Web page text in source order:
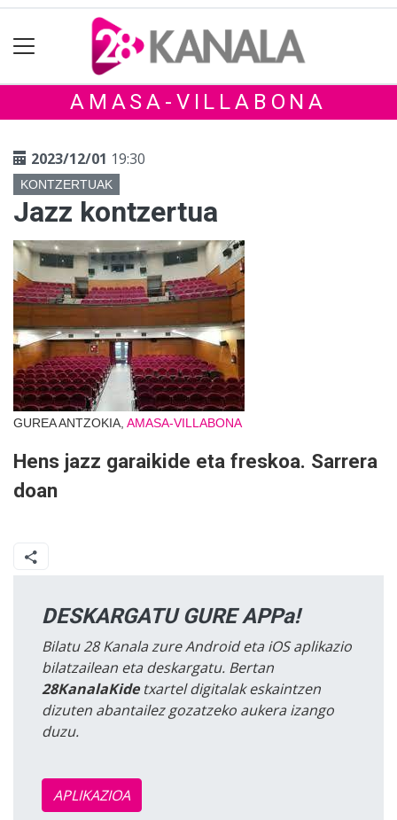
AMASA-VILLABONA
2023/12/01 19:30
KONTZERTUAK
Jazz kontzertua
GUREA ANTZOKIA, AMASA-VILLABONA
Hens jazz garaikide eta freskoa. Sarrera
doan
DESKARGATU GURE APPa!
Bilatu 28 Kanala zure Android eta iOS aplikazio
bilatzailean eta deskargatu. Bertan
28KanalaKidetxartel digitalak eskaintzen
dizuten abantailez gozatzeko aukera izango
duzu.
APLIKAZIOA